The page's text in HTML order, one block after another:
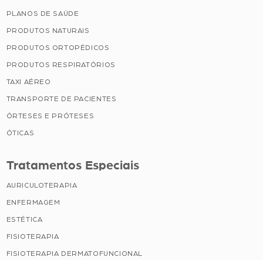
PLANOS DE SAÚDE
PRODUTOS NATURAIS
PRODUTOS ORTOPÉDICOS
PRODUTOS RESPIRATÓRIOS
TAXI AÉREO
TRANSPORTE DE PACIENTES
ÓRTESES E PRÓTESES
ÓTICAS
Tratamentos Especiais
AURICULOTERAPIA
ENFERMAGEM
ESTÉTICA
FISIOTERAPIA
FISIOTERAPIA DERMATOFUNCIONAL